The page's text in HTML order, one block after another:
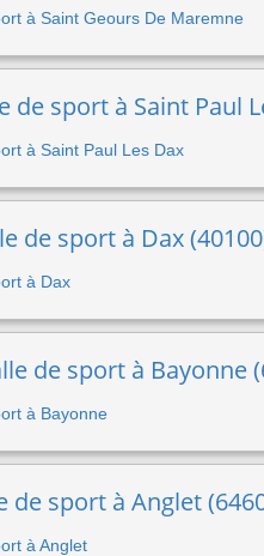
à Saint Geours De Maremne
de sport à Saint Paul
à Saint Paul Les Dax
de sport à Dax
à Dax
de sport à Bayonne
à Bayonne
de sport à Anglet
à Anglet